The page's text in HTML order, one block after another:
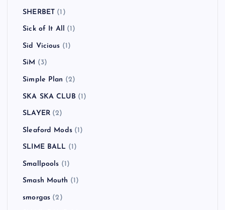
SHERBET (1)
Sick of It All (1)
Sid Vicious (1)
SiM (3)
Simple Plan (2)
SKA SKA CLUB (1)
SLAYER(2)
Sleaford Mods(1)
SLIME BALL (1)
Smallpools (1)
Smash Mouth (1)
smorgas (2)